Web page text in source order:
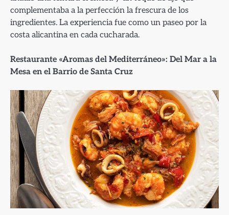
complementaba a la perfección la frescura de los
ingredientes. La experiencia fue como un paseo por la
costa alicantina en cada cucharada.
Restaurante «Aromas del Mediterráneo»: Del Mar a la
Mesa en el Barrio de Santa Cruz